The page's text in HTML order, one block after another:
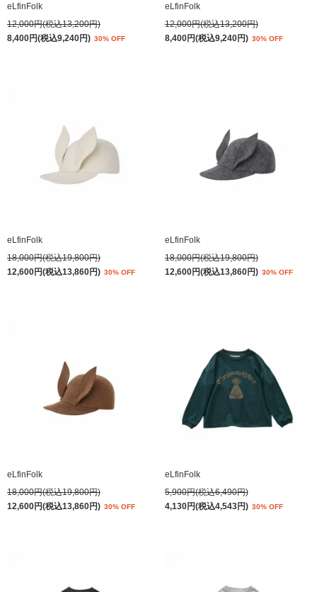
eLfinFolk
12,000円(税込13,200円)
8,400円(税込9,240円) 30% OFF
eLfinFolk
12,000円(税込13,200円)
8,400円(税込9,240円) 30% OFF
eLfinFolk
18,000円(税込19,800円)
12,600円(税込13,860円) 30% OFF
eLfinFolk
18,000円(税込19,800円)
12,600円(税込13,860円) 30% OFF
eLfinFolk
18,000円(税込19,800円)
12,600円(税込13,860円) 30% OFF
eLfinFolk
5,900円(税込6,490円)
4,130円(税込4,543円) 30% OFF